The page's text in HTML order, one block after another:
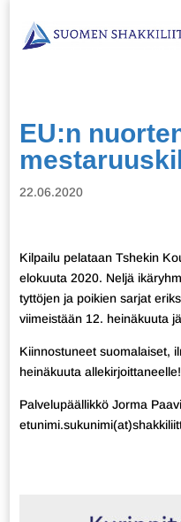
EU:n
22.06.2020
Kilpailu pelataan Tshekin
elokuuta 2020. Neljä
tyttöjen ja poikien sarjat
viimeistään 12. heinäkuuta
Kiinnostuneet suomalaiset,
heinäkuuta allekirjoittaneelle!
Palvelupäällikkö Jorma